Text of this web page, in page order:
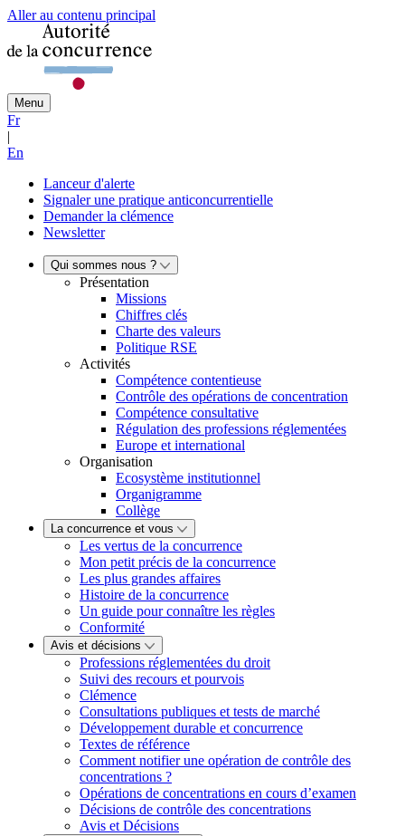
Aller au contenu principal
Menu
Fr
|
En
Lanceur d'alerte
Signaler une pratique anticoncurrentielle
Demander la clémence
Newsletter
Qui sommes nous ?
Présentation
Missions
Chiffres clés
Charte des valeurs
Politique RSE
Activités
Compétence contentieuse
Contrôle des opérations de concentration
Compétence consultative
Régulation des professions réglementées
Europe et international
Organisation
Ecosystème institutionnel
Organigramme
Collège
La concurrence et vous
Les vertus de la concurrence
Mon petit précis de la concurrence
Les plus grandes affaires
Histoire de la concurrence
Un guide pour connaître les règles
Conformité
Avis et décisions
Professions réglementées du droit
Suivi des recours et pourvois
Clémence
Consultations publiques et tests de marché
Développement durable et concurrence
Textes de référence
Comment notifier une opération de contrôle des
concentrations ?
Opérations de concentrations en cours d’examen
Décisions de contrôle des concentrations
Avis et Décisions